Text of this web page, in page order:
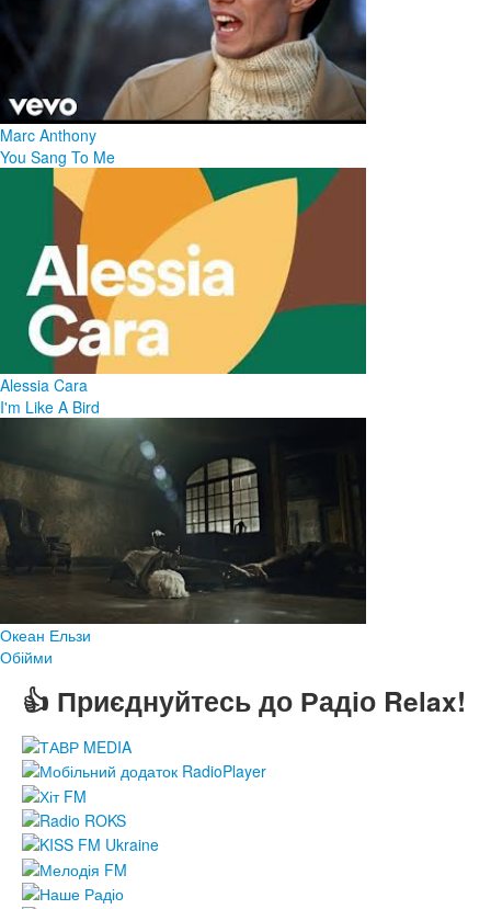
Marc Anthony
You Sang To Me
Alessia Cara
I'm Like A Bird
Океан Ельзи
Обійми
👍 Приєднуйтесь до Радіо Relax!